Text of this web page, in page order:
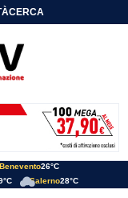
CERCA
Benevento26°C
Salerno28°C